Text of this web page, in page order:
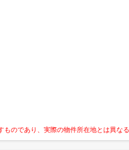
のであり、実際の物件所在地とは異なる